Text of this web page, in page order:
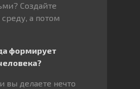
Создайте
а потом
формирует
вы делаете нечто